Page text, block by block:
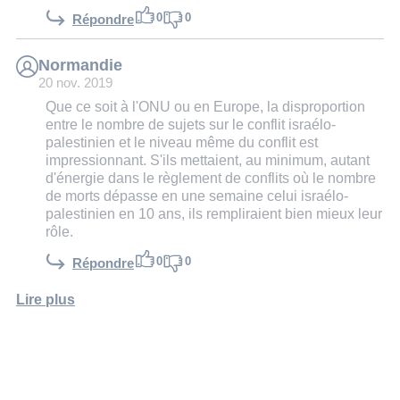
Répondre 0 0
Normandie
20 nov. 2019
Que ce soit à l'ONU ou en Europe, la disproportion
entre le nombre de sujets sur le conflit israélo-
palestinien et le niveau même du conflit est
impressionnant. S'ils mettaient, au minimum, autant
d'énergie dans le règlement de conflits où le nombre
de morts dépasse en une semaine celui israélo-
palestinien en 10 ans, ils rempliraient bien mieux leur
rôle.
Répondre 0 0
Lire plus